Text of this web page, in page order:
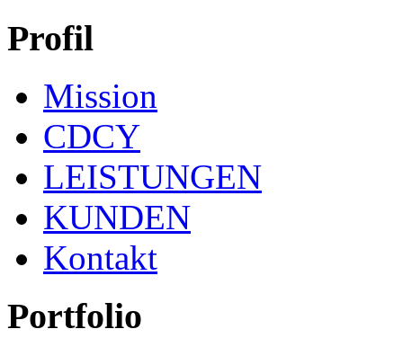
Profil
Mission
CDCY
LEISTUNGEN
KUNDEN
Kontakt
Portfolio